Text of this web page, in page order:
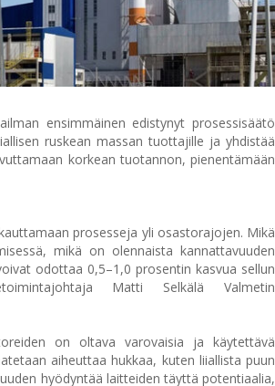
ensimmäinen edistynyt prosessisäätö
ruskean massan tuottajille ja yhdistää
korkean tuotannon, pienentämään
prosesseja yli osastorajojen. Mikä
mikä on olennaista kannattavuuden
odottaa 0,5–1,0 prosentin kasvua sellun
Matti Selkälä Valmetin
on oltava varovaisia ja käytettävä
aiheuttaa hukkaa, kuten liiallista puun
hyödyntää laitteiden täyttä potentiaalia,